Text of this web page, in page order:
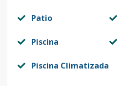
Patio
Piscina
Piscina Climatizada